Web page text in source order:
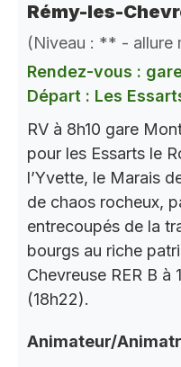
Rémy-les-
(Niveau : ** - allure
Rendez-vous :
Départ : Les
RV à 8h10 gare
pour les Essarts le
l’Yvette, le Marais
de chaos rocheux,
entrecoupés de la
bourgs au riche
Chevreuse RER B à
(18h22).
Animateur/